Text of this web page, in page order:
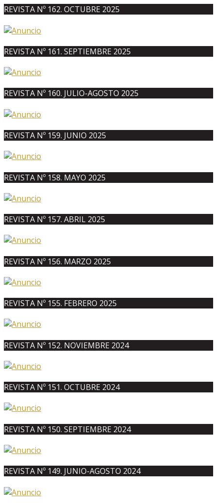
REVISTA Nº 162. OCTUBRE 2025
REVISTA Nº 161. SEPTIEMBRE 2025
REVISTA Nº 160. JULIO-AGOSTO 2025
REVISTA Nº 159. JUNIO 2025
REVISTA Nº 158. MAYO 2025
REVISTA Nº 157. ABRIL 2025
REVISTA Nº 156. MARZO 2025
REVISTA Nº 155. FEBRERO 2025
REVISTA Nº 152. NOVIEMBRE 2024
REVISTA Nº 151. OCTUBRE 2024
REVISTA Nº 150. SEPTIEMBRE 2024
REVISTA Nº 149. JUNIO-AGOSTO 2024